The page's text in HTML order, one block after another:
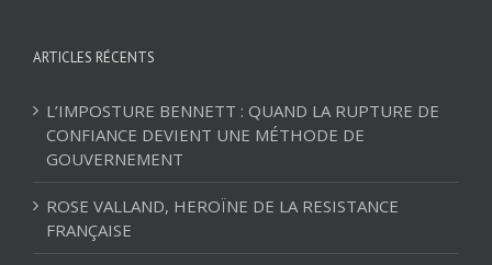
ARTICLES RÉCENTS
L’IMPOSTURE BENNETT : QUAND LA RUPTURE DE
CONFIANCE DEVIENT UNE MÉTHODE DE
GOUVERNEMENT
ROSE VALLAND, HEROÏNE DE LA RESISTANCE
FRANÇAISE